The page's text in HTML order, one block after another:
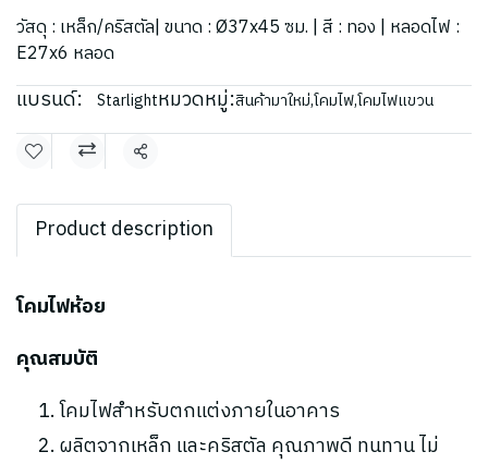
วัสดุ : เหล็ก/คริสตัล| ขนาด : Ø37x45 ซม. | สี : ทอง | หลอดไฟ :
E27x6 หลอด
แบรนด์: Starlightหมวดหมู่:สินค้ามาใหม่,โคมไฟ,โคมไฟแขวน
แชร์
Product description
โคมไฟห้อย
คุณสมบัติ
โคมไฟสำหรับตกแต่งภายในอาคาร
ผลิตจากเหล็ก และคริสตัล คุณภาพดี ทนทาน ไม่